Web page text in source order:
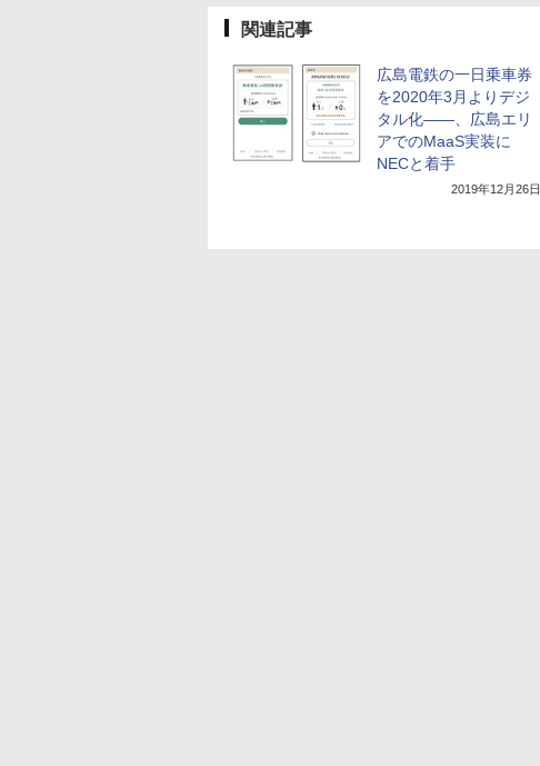
関連記事
広島電鉄の一日乗車券
を2020年3月よりデジ
タル化――、広島エリ
アでのMaaS実装に
NECと着手
2019年12月26日